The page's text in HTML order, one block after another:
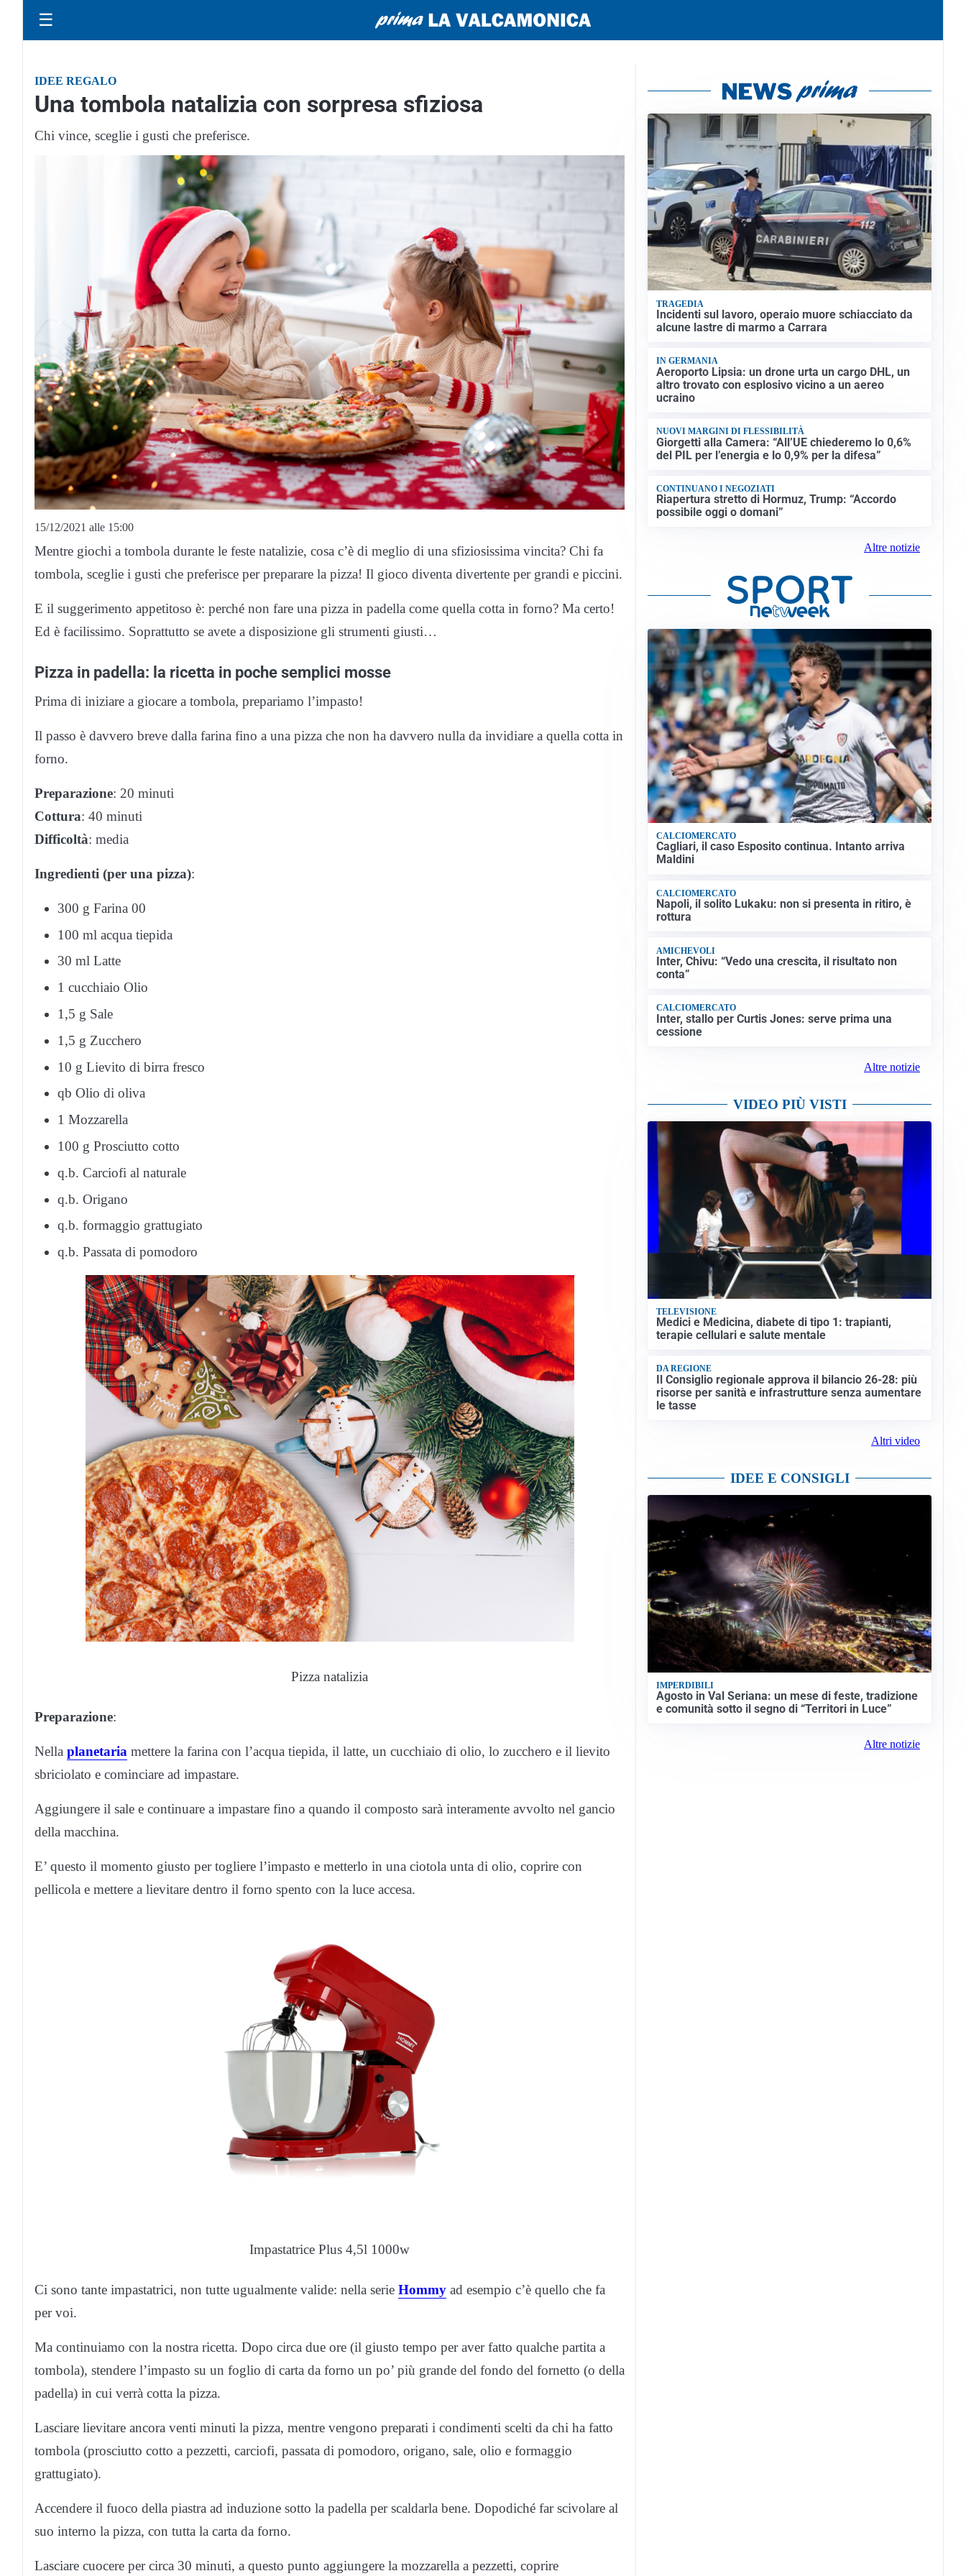
☰
IDEE REGALO
Una tombola natalizia con sorpresa sfiziosa
Chi vince, sceglie i gusti che preferisce.
15/12/2021 alle 15:00
Mentre giochi a tombola durante le feste natalizie, cosa c’è di meglio di una sfiziosissima vincita? Chi fa
tombola, sceglie i gusti che preferisce per preparare la pizza! Il gioco diventa divertente per grandi e piccini.
E il suggerimento appetitoso è: perché non fare una pizza in padella come quella cotta in forno? Ma certo!
Ed è facilissimo. Soprattutto se avete a disposizione gli strumenti giusti…
Pizza in padella: la ricetta in poche semplici mosse
Prima di iniziare a giocare a tombola, prepariamo l’impasto!
Il passo è davvero breve dalla farina fino a una pizza che non ha davvero nulla da invidiare a quella cotta in
forno.
Preparazione: 20 minuti
Cottura: 40 minuti
Difficoltà: media
Ingredienti (per una pizza):
300 g Farina 00
100 ml acqua tiepida
30 ml Latte
1 cucchiaio Olio
1,5 g Sale
1,5 g Zucchero
10 g Lievito di birra fresco
qb Olio di oliva
1 Mozzarella
100 g Prosciutto cotto
q.b. Carciofi al naturale
q.b. Origano
q.b. formaggio grattugiato
q.b. Passata di pomodoro
Pizza natalizia
Preparazione:
Nella planetaria mettere la farina con l’acqua tiepida, il latte, un cucchiaio di olio, lo zucchero e il lievito
sbriciolato e cominciare ad impastare.
Aggiungere il sale e continuare a impastare fino a quando il composto sarà interamente avvolto nel gancio
della macchina.
E’ questo il momento giusto per togliere l’impasto e metterlo in una ciotola unta di olio, coprire con
pellicola e mettere a lievitare dentro il forno spento con la luce accesa.
Impastatrice Plus 4,5l 1000w
Ci sono tante impastatrici, non tutte ugualmente valide: nella serie Hommy ad esempio c’è quello che fa
per voi.
Ma continuiamo con la nostra ricetta. Dopo circa due ore (il giusto tempo per aver fatto qualche partita a
tombola), stendere l’impasto su un foglio di carta da forno un po’ più grande del fondo del fornetto (o della
padella) in cui verrà cotta la pizza.
Lasciare lievitare ancora venti minuti la pizza, mentre vengono preparati i condimenti scelti da chi ha fatto
tombola (prosciutto cotto a pezzetti, carciofi, passata di pomodoro, origano, sale, olio e formaggio
grattugiato).
Accendere il fuoco della piastra ad induzione sotto la padella per scaldarla bene. Dopodiché far scivolare al
suo interno la pizza, con tutta la carta da forno.
Lasciare cuocere per circa 30 minuti, a questo punto aggiungere la mozzarella a pezzetti, coprire
TRAGEDIA
Incidenti sul lavoro, operaio muore schiacciato da
alcune lastre di marmo a Carrara
IN GERMANIA
Aeroporto Lipsia: un drone urta un cargo DHL, un
altro trovato con esplosivo vicino a un aereo
ucraino
NUOVI MARGINI DI FLESSIBILITÀ
Giorgetti alla Camera: “All’UE chiederemo lo 0,6%
del PIL per l’energia e lo 0,9% per la difesa”
CONTINUANO I NEGOZIATI
Riapertura stretto di Hormuz, Trump: “Accordo
possibile oggi o domani”
Altre notizie
CALCIOMERCATO
Cagliari, il caso Esposito continua. Intanto arriva
Maldini
CALCIOMERCATO
Napoli, il solito Lukaku: non si presenta in ritiro, è
rottura
AMICHEVOLI
Inter, Chivu: “Vedo una crescita, il risultato non
conta”
CALCIOMERCATO
Inter, stallo per Curtis Jones: serve prima una
cessione
Altre notizie
VIDEO PIÙ VISTI
TELEVISIONE
Medici e Medicina, diabete di tipo 1: trapianti,
terapie cellulari e salute mentale
DA REGIONE
Il Consiglio regionale approva il bilancio 26-28: più
risorse per sanità e infrastrutture senza aumentare
le tasse
Altri video
IDEE E CONSIGLI
IMPERDIBILI
Agosto in Val Seriana: un mese di feste, tradizione
e comunità sotto il segno di “Territori in Luce”
Altre notizie